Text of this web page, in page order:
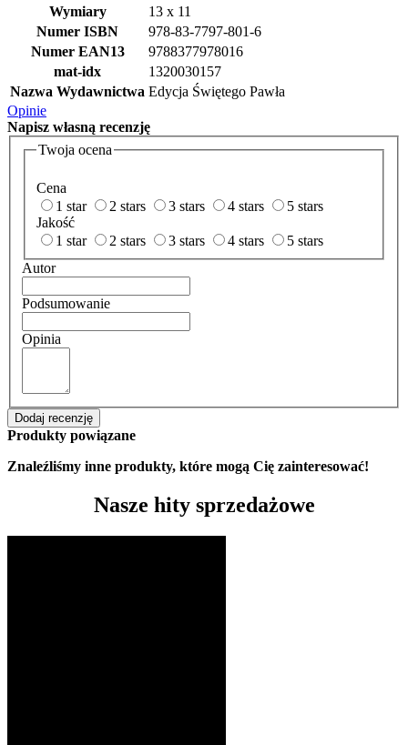
Wymiary
13 x 11
Numer ISBN
978-83-7797-801-6
Numer EAN13
9788377978016
mat-idx
1320030157
Nazwa Wydawnictwa Edycja Świętego Pawła
Opinie
Napisz własną recenzję
Twoja ocena
Cena
1 star
2 stars 3 stars 4 stars
5 stars
Jakość
1 star
2 stars 3 stars 4 stars
5 stars
Autor
Podsumowanie
Opinia
Dodaj recenzję
Produkty powiązane
Znaleźliśmy inne produkty, które mogą Cię zainteresować!
Nasze hity sprzedażowe